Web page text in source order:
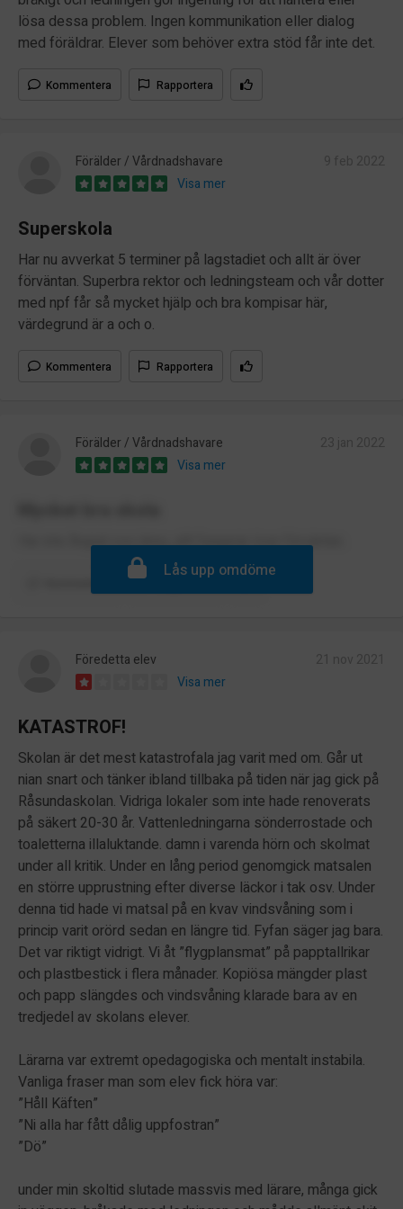
lösa dessa problem. Ingen kommunikation eller dialog
med föräldrar. Elever som behöver extra stöd får inte det.
Kommentera Rapportera
Förälder / Vårdnadshavare
Visa mer
Superskola
Har nu avverkat 5 terminer på lagstadiet och allt är över
förväntan. Superbra rektor och ledningsteam och vår dotter
med npf får så mycket hjälp och bra kompisar här,
värdegrund är a och o.
Kommentera Rapportera
Förälder / Vårdnadshavare
Visa mer
Har inte ångrat oss ännu, allt fungerar över förväntan.
Lås upp omdöme
Föredetta elev
Visa mer
KATASTROF!
Skolan är det mest katastrofala jag varit med om. Går ut
nian snart och tänker ibland tillbaka på tiden när jag gick på
Råsundaskolan. Vidriga lokaler som inte hade renoverats
på säkert 20-30 år. Vattenledningarna sönderrostade och
toaletterna illaluktande. damn i varenda hörn och skolmat
under all kritik. Under en lång period genomgick matsalen
en större upprustning efter diverse läckor i tak osv. Under
denna tid hade vi matsal på en kvav vindsvåning som i
princip varit orörd sedan en längre tid. Fyfan säger jag bara.
Det var riktigt vidrigt. Vi åt ”flygplansmat” på papptallrikar
och plastbestick i flera månader. Kopiösa mängder plast
och papp slängdes och vindsvåning klarade bara av en
tredjedel av skolans elever.
Lärarna var extremt opedagogiska och mentalt instabila.
Vanliga fraser man som elev fick höra var:
”Håll Käften”
”Ni alla har fått dålig uppfostran”
”Dö”
under min skoltid slutade massvis med lärare, många gick